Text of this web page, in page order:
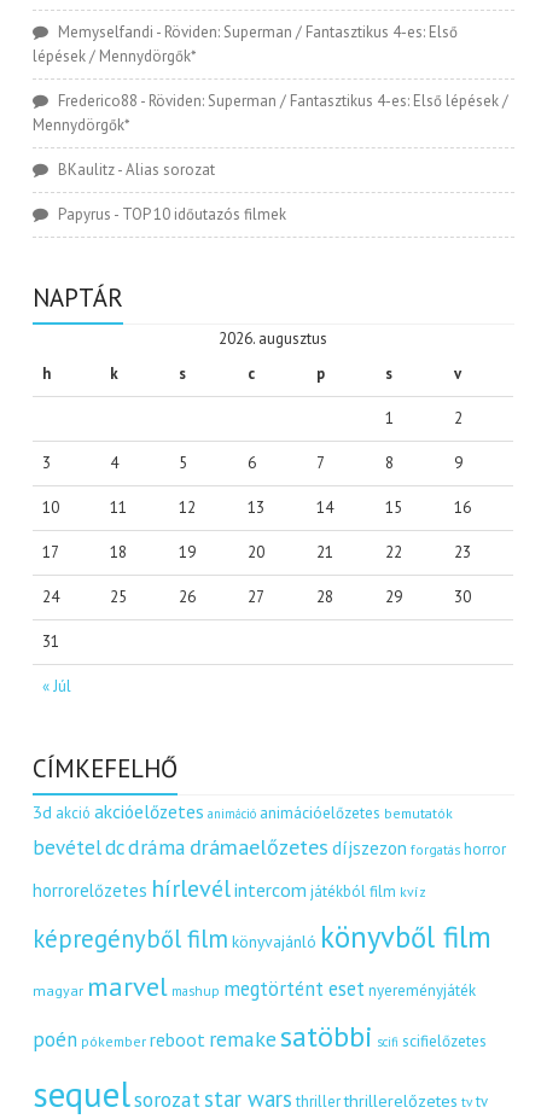
Memyselfandi - Röviden: Superman / Fantasztikus 4-es: Első
lépések / Mennydörgők*
Frederico88 - Röviden: Superman / Fantasztikus 4-es: Első lépések /
Mennydörgők*
BKaulitz-Alias sorozat
Papyrus - TOP 10 időutazós filmek
NAPTÁR
2026. augusztus
h
k s c p s v
« Júl
1 2
3 4 5 6 7 8 9
10 11 12 13 14 15 16
17 18 19 20 21 22 23
24 25 26 27 28 29 30
31
CÍMKEFELHŐ
3d akció akcióelőzetes animáció animációelőzetes bemutatók
bevételdcdráma drámaelőzetes díjszezon forgatás horror
horrorelőzetes hírlevélintercom játékból film kvíz
képregényből film könyvajánló könyvből film
magyar marvel mashup megtörtént eset nyereményjáték
poén pókember reboot remakesatöbbi scifi scifielőzetes
sequelsorozatstar wars thriller thrillerelőzetes tv tv